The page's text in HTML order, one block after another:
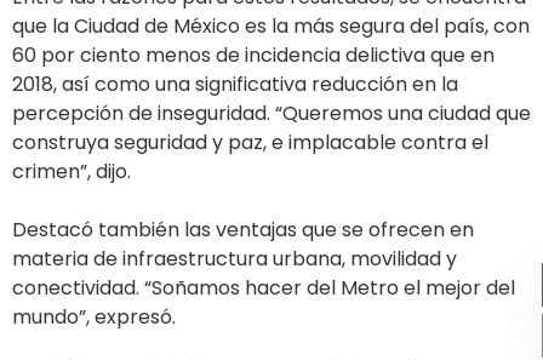
que la Ciudad de México es la más segura del país, con
60 por ciento menos de incidencia delictiva que en
2018, así como una significativa reducción en la
percepción de inseguridad. “Queremos una ciudad que
construya seguridad y paz, e implacable contra el
crimen”, dijo.
Destacó también las ventajas que se ofrecen en
materia de infraestructura urbana, movilidad y
conectividad. “Soñamos hacer del Metro el mejor del
mundo”, expresó.